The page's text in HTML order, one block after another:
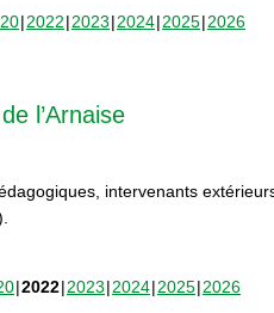
2022 2023 2024 2025 2026
l’Arnaise
intervenants
2022 2023 2024 2025 2026